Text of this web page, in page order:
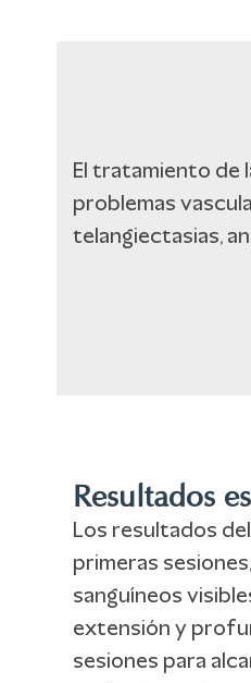
El tratamiento de
problemas
telangiectasias,
Resultados
Los resultados
primeras
sanguíneos
extensión y
sesiones para